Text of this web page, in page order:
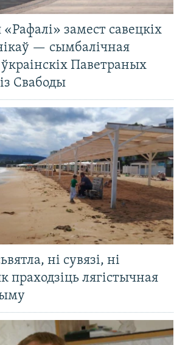
замест савецкіх
— сымбалічная
Паветраных
Свабоды
ні сувязі, ні
праходзіць лягістычная